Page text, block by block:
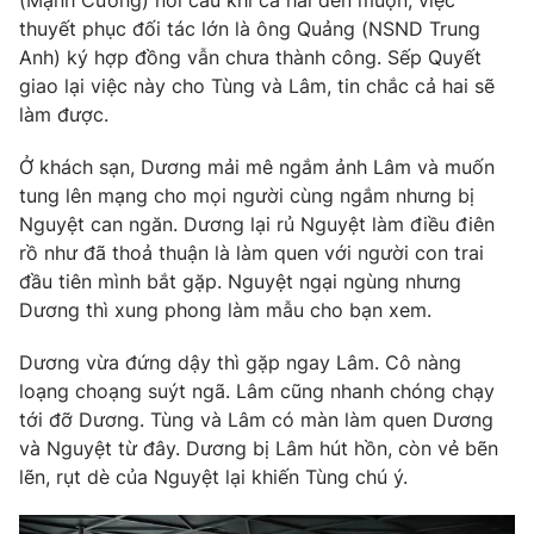
thuyết phục đối tác lớn là ông Quảng (NSND Trung
Anh) ký hợp đồng vẫn chưa thành công. Sếp Quyết
giao lại việc này cho Tùng và Lâm, tin chắc cả hai sẽ
làm được.
Ở khách sạn, Dương mải mê ngắm ảnh Lâm và muốn
tung lên mạng cho mọi người cùng ngắm nhưng bị
Nguyệt can ngăn. Dương lại rủ Nguyệt làm điều điên
rồ như đã thoả thuận là làm quen với người con trai
đầu tiên mình bắt gặp. Nguyệt ngại ngùng nhưng
Dương thì xung phong làm mẫu cho bạn xem.
Dương vừa đứng dậy thì gặp ngay Lâm. Cô nàng
loạng choạng suýt ngã. Lâm cũng nhanh chóng chạy
tới đỡ Dương. Tùng và Lâm có màn làm quen Dương
và Nguyệt từ đây. Dương bị Lâm hút hồn, còn vẻ bẽn
lẽn, rụt dè của Nguyệt lại khiến Tùng chú ý.